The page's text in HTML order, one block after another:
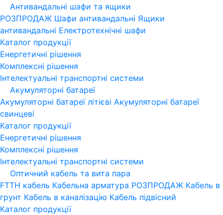
Антивандальні шафи та ящики
РОЗПРОДАЖ Шафи антивандальні Ящики
антивандальні Електротехнічні шафи
Каталог продукції
Енергетичні рішення
Комплексні рішення
Інтелектуальні транспортні системи
Акумуляторні батареї
Акумуляторні батареї літієві Акумуляторні батареї
свинцеві
Каталог продукції
Енергетичні рішення
Комплексні рішення
Інтелектуальні транспортні системи
Оптичний кабель та вита пара
FTTH кабель Кабельна арматура РОЗПРОДАЖ Кабель в
грунт Кабель в каналізацію Кабель підвісний
Каталог продукції